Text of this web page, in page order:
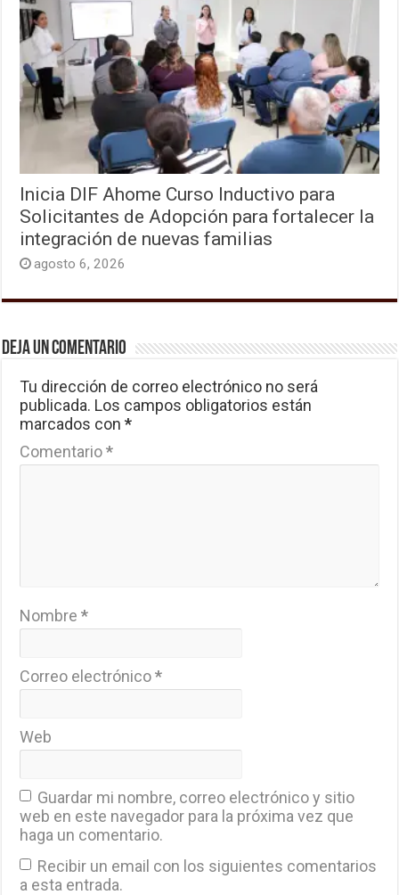
Inicia DIF Ahome Curso Inductivo para
Solicitantes de Adopción para fortalecer la
integración de nuevas familias
agosto 6, 2026
Deja un comentario
Tu dirección de correo electrónico no será
publicada. Los campos obligatorios están
marcados con*
Comentario*
Nombre*
Correo electrónico*
Web
Guardar mi nombre, correo electrónico y sitio
web en este navegador para la próxima vez que
haga un comentario.
Recibir un email con los siguientes comentarios
a esta entrada.